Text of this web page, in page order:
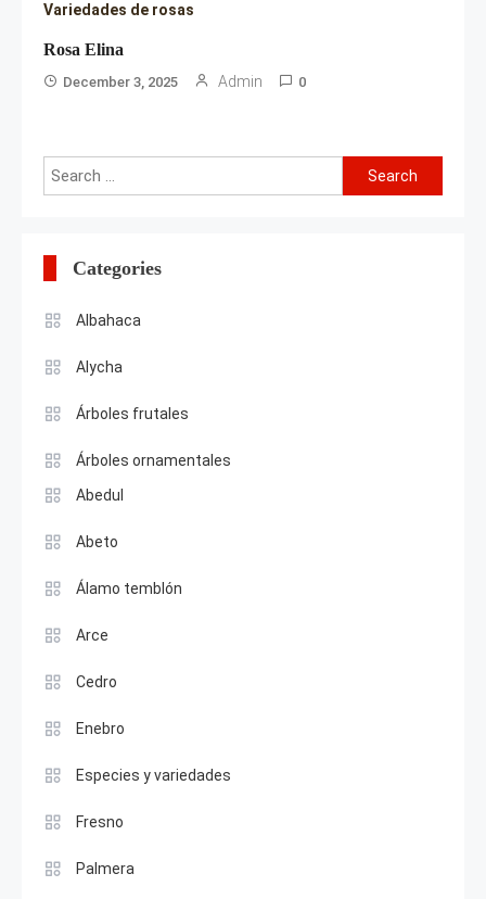
Variedades de rosas
Rosa Elina
December 3, 2025 Admin 0
Search
for:
Categories
Albahaca
Alycha
Árboles frutales
Árboles ornamentales
Abedul
Abeto
Álamo temblón
Arce
Cedro
Enebro
Especies y variedades
Fresno
Palmera